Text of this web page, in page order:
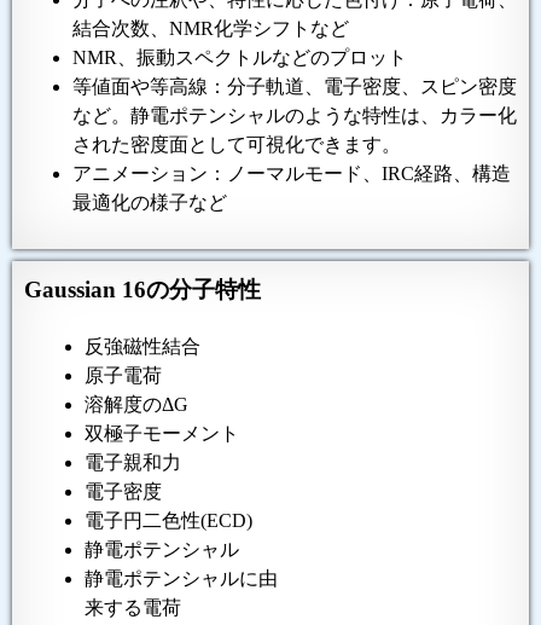
結合次数、NMR化学シフトなど
NMR、振動スペクトルなどのプロット
等値面や等高線：分子軌道、電子密度、スピン密度
など。静電ポテンシャルのような特性は、カラー化
された密度面として可視化できます。
アニメーション：ノーマルモード、IRC経路、構造
最適化の様子など
Gaussian 16の分子特性
反強磁性結合
原子電荷
溶解度のΔG
双極子モーメント
電子親和力
電子密度
電子円二色性(ECD)
静電ポテンシャル
静電ポテンシャルに由
来する電荷